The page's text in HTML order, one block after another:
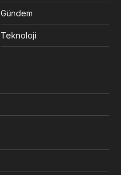
Gündem
Teknoloji